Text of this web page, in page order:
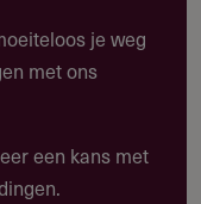
steun in
vaak onder het
non-profit
je weg
met ons
een kans met